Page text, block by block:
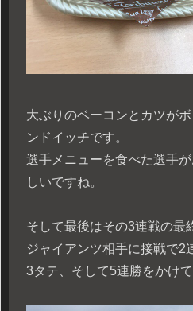
大ぶりのベーコンとカツが
ンドイッチです。
選手メニューを食べた選手
しいですね。
そして最後はその3連戦の最
ジャイアンツ相手に接戦で2
3タテ、そして5連勝をかけ